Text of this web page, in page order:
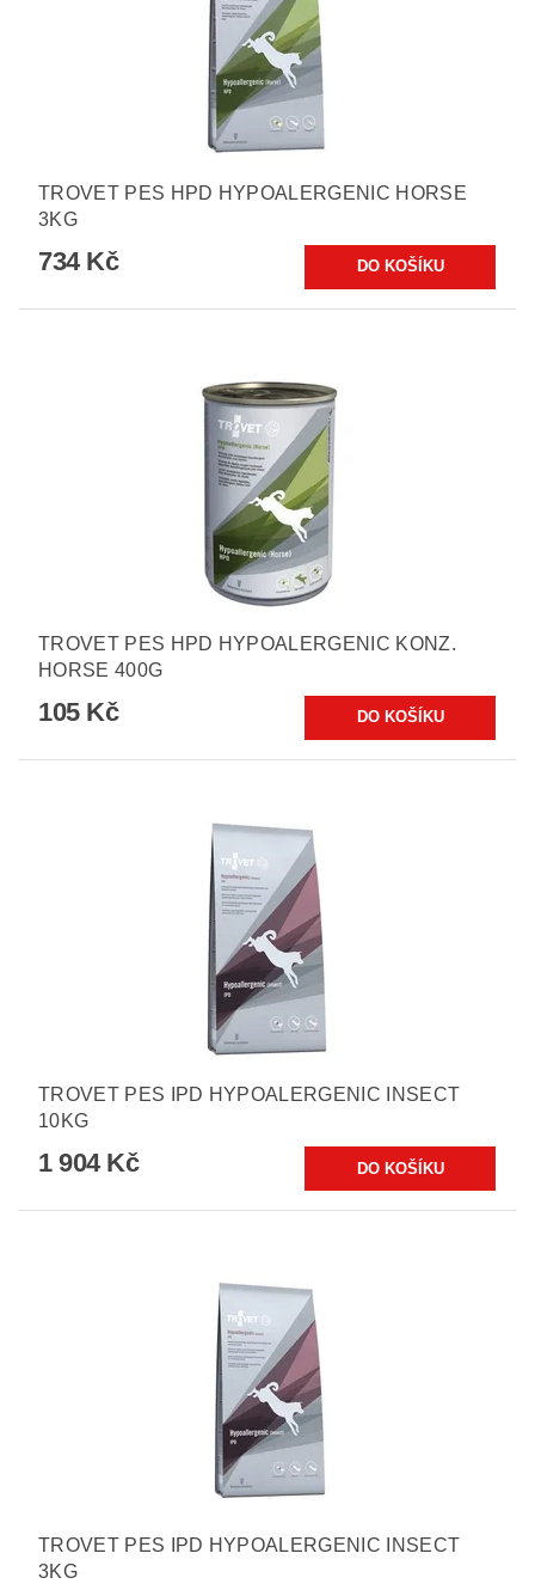
TROVET PES HPD HYPOALERGENIC HORSE
3KG
734 Kč
TROVET PES HPD HYPOALERGENIC KONZ.
HORSE 400G
105 Kč
TROVET PES IPD HYPOALERGENIC INSECT
10KG
1 904 Kč
TROVET PES IPD HYPOALERGENIC INSECT
3KG